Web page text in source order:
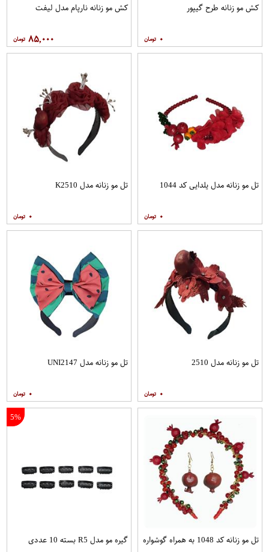
کش مو زنانه طرح گیپور
۰
کش مو زنانه نارپام مدل لیفت
۸۵,۰۰۰
تل مو زنانه مدل یلدایی کد 1044
۰
تل مو زنانه مدل K2510
۰
تل مو زنانه مدل 2510
۰
تل مو زنانه مدل UNI2147
۰
تل مو زنانه کد 1048 به همراه گوشواره
5%
گیره مو مدل R5 بسته 10 عددی